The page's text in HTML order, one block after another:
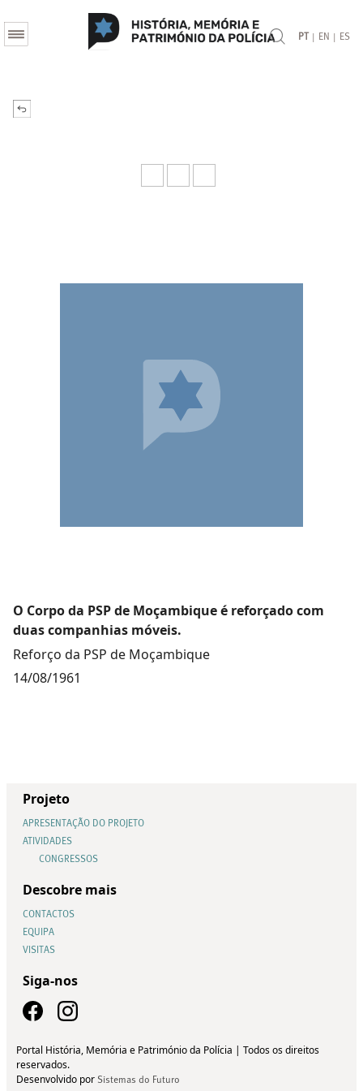
PT | EN | ES
O Corpo da PSP de Moçambique é reforçado com
duas companhias móveis.
Reforço da PSP de Moçambique
14/08/1961
Projeto
APRESENTAÇÃO DO PROJETO
ATIVIDADES
CONGRESSOS
Descobre mais
CONTACTOS
EQUIPA
VISITAS
Siga-nos
Portal História, Memória e Património da Polícia | Todos os direitos
reservados.
Desenvolvido por Sistemas do Futuro